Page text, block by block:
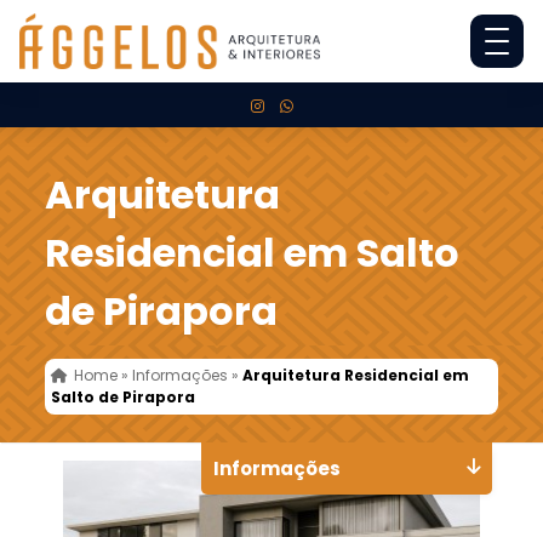
Arquitetura
Residencial em Salto
de Pirapora
Home » Informações »Arquitetura Residencial em
Salto de Pirapora
Informações